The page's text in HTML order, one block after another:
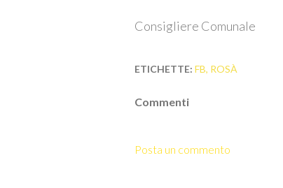
Consigliere Comunale
ETICHETTE: FB ROSÀ
Commenti
Posta un commento